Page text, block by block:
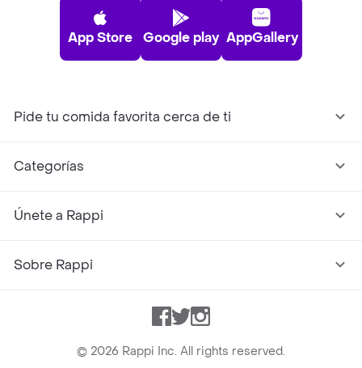
App Store Google play AppGallery
Pide tu comida favorita cerca de ti
Categorías
Únete a Rappi
Sobre Rappi
Facebook
TwitterInstagram
© 2026 Rappi Inc. All rights reserved.